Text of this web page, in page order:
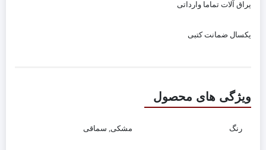
یراق آلات تماما وارداتی
یکسال ضمانت کتبی
ویژگی های محصول
رنگ مشکی, سماقی